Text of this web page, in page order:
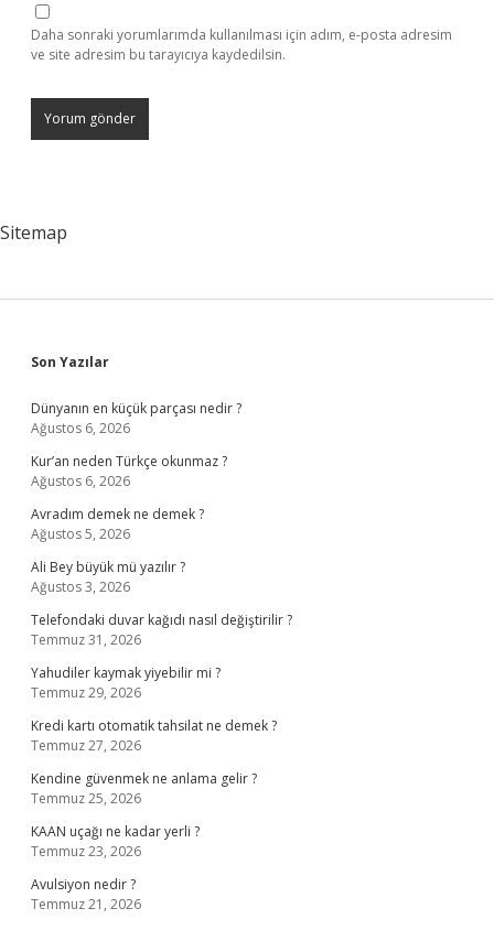
Daha sonraki yorumlarımda kullanılması için adım, e-posta adresim
ve site adresim bu tarayıcıya kaydedilsin.
Sitemap
Sidebar
Son Yazılar
Dünyanın en küçük parçası nedir ?
Ağustos 6, 2026
Kur’an neden Türkçe okunmaz ?
Ağustos 6, 2026
Avradım demek ne demek ?
Ağustos 5, 2026
Ali Bey büyük mü yazılır ?
Ağustos 3, 2026
Telefondaki duvar kağıdı nasıl değiştirilir ?
Temmuz 31, 2026
Yahudiler kaymak yiyebilir mi ?
Temmuz 29, 2026
Kredi kartı otomatik tahsilat ne demek ?
Temmuz 27, 2026
Kendine güvenmek ne anlama gelir ?
Temmuz 25, 2026
KAAN uçağı ne kadar yerli ?
Temmuz 23, 2026
Avulsiyon nedir ?
Temmuz 21, 2026